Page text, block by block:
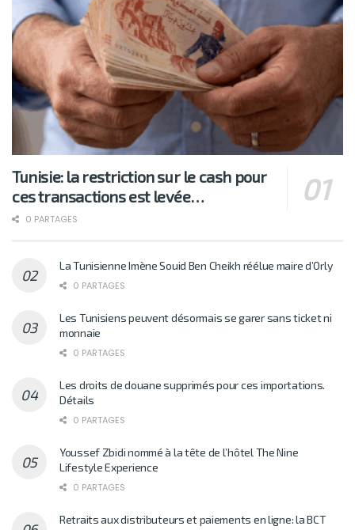
Tunisie: la restriction sur le cash pour
ces transactions est levée…
0 PARTAGES
La Tunisienne Imène Souid Ben Cheikh réélue maire d’Orly
0 PARTAGES
Les Tunisiens peuvent désormais se garer sans ticket ni
monnaie
0 PARTAGES
Les droits de douane supprimés pour ces importations.
Détails
0 PARTAGES
Youssef Zbidi nommé à la tête de l’hôtel The Nine
Lifestyle Experience
0 PARTAGES
Retraits aux distributeurs et paiements en ligne: la BCT